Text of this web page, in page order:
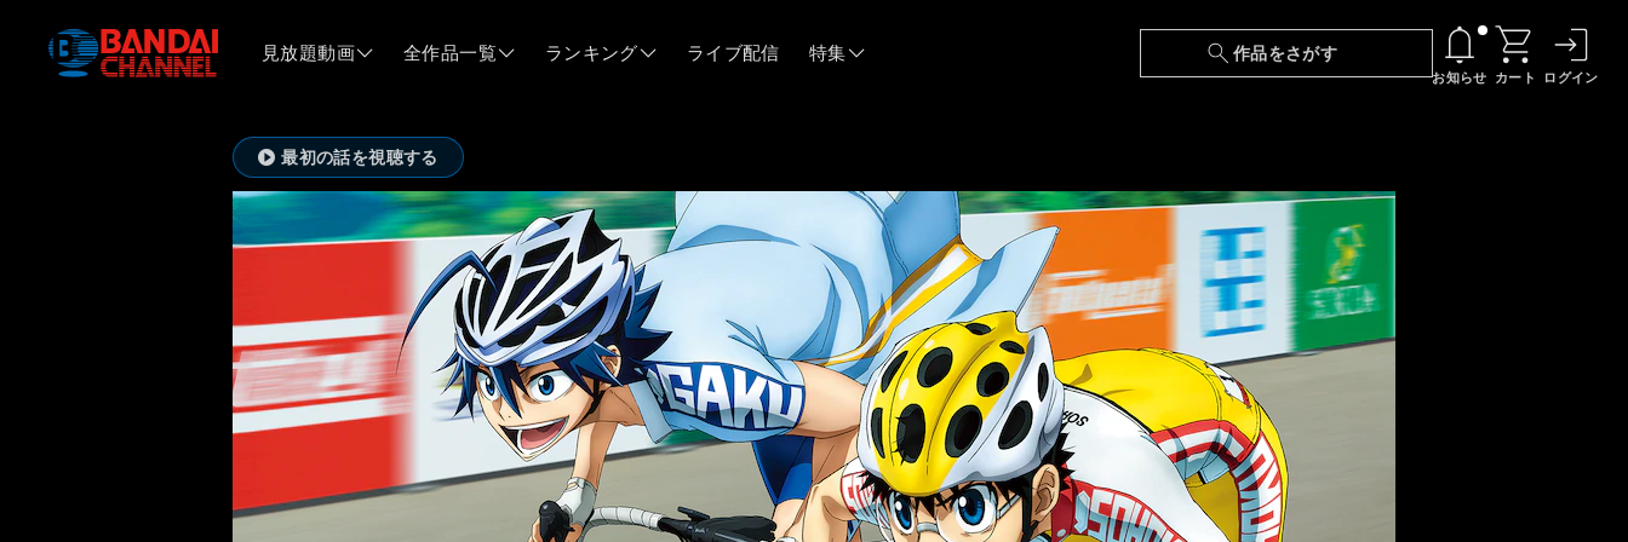
見放題動画 全作品一覧 ランキング ライブ配信 特集 作品をさがす
お知らせ
06/03
『最強の王様、二度目の人生は何をする？』第
24話 配信日変更のお知らせ
05/21 【障害】映像再生における不具合に関しまして
05/14
【日本語字幕】【セリフ検索】新規追加のお知
らせ
04/28
【障害】Android TVにおける不具合に関しまし
て
カート ログイン
最初の話を視聴する